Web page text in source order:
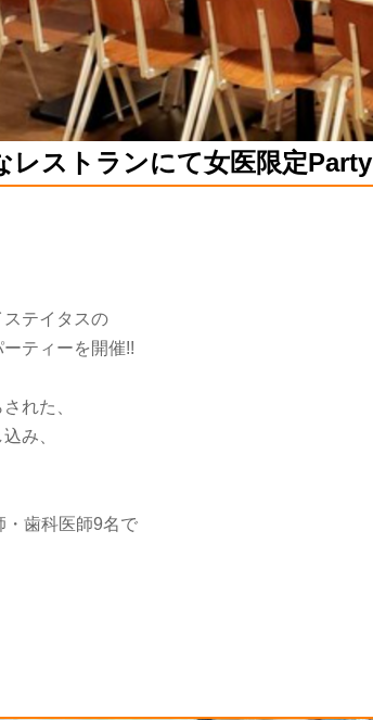
レストランにて女医限定Party
テイタスの
ティーを開催!!
れた、
み、
・歯科医師9名で